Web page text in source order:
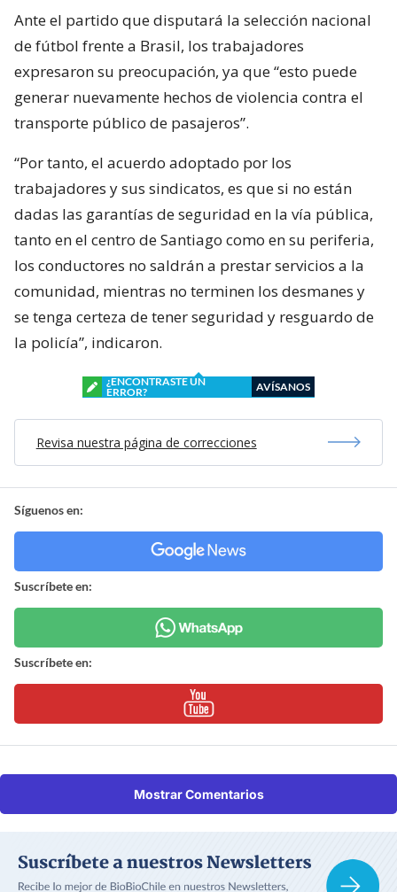
Ante el partido que disputará la selección nacional
de fútbol frente a Brasil, los trabajadores
expresaron su preocupación, ya que “esto puede
generar nuevamente hechos de violencia contra el
transporte público de pasajeros”.
“Por tanto, el acuerdo adoptado por los
trabajadores y sus sindicatos, es que si no están
dadas las garantías de seguridad en la vía pública,
tanto en el centro de Santiago como en su periferia,
los conductores no saldrán a prestar servicios a la
comunidad, mientras no terminen los desmanes y
se tenga certeza de tener seguridad y resguardo de
la policía”, indicaron.
¿ENCONTRASTE UN
ERROR?
AVÍSANOS
Revisa nuestra página de correcciones
Síguenos en:
Suscríbete en:
Suscríbete en:
Mostrar Comentarios